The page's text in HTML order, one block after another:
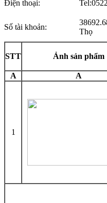
Điện thoại:
Số tài khoản:
Thọ
STT Ảnh sản phẩm
A
A
1